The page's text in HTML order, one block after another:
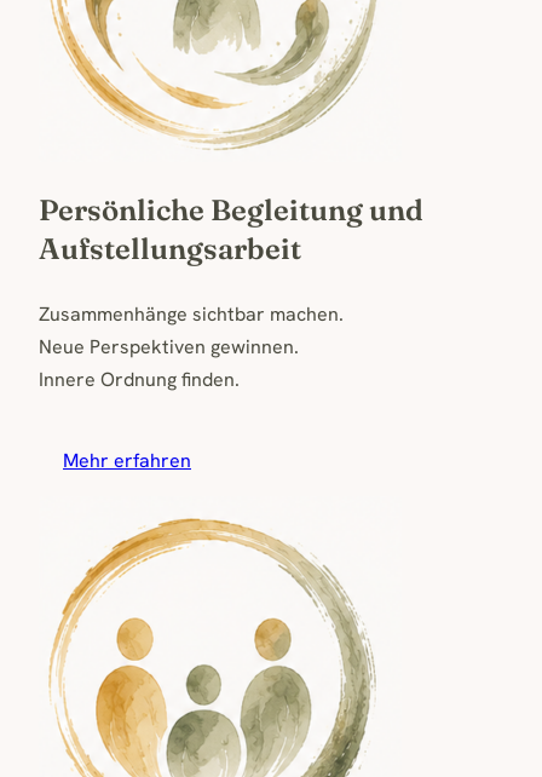
Persönliche Begleitung und
Aufstellungsarbeit
Zusammenhänge sichtbar machen.
Neue Perspektiven gewinnen.
Innere Ordnung finden.
Mehr erfahren